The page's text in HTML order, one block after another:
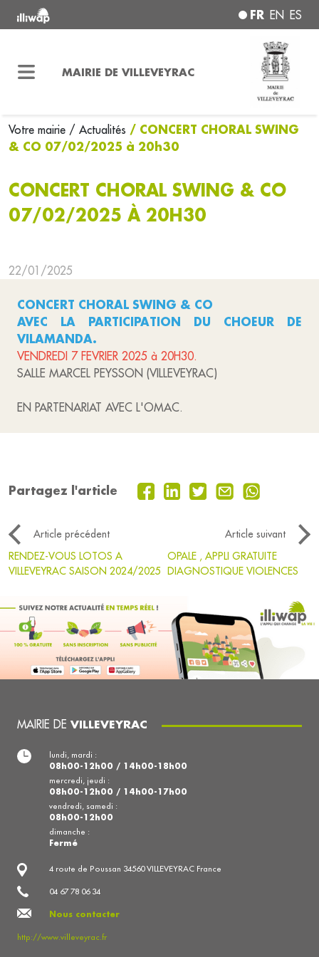
FR EN ES
MAIRIE DE VILLEVEYRAC
Votre mairie / Actualités / CONCERT CHORAL SWING
& CO 07/02/2025 à 20h30
CONCERT CHORAL SWING & CO
07/02/2025 À 20H30
22/01/2025
CONCERT CHORAL SWING & CO
AVEC LA PARTICIPATION DU CHOEUR DE
VILAMANDA.
VENDREDI 7 FEVRIER 2025 à 20H30.
SALLE MARCEL PEYSSON (VILLEVEYRAC)
EN PARTENARIAT AVEC L'OMAC.
Partagez l'article
Article précédent
Article suivant
RENDEZ-VOUS LOTOS A
VILLEVEYRAC SAISON 2024/2025
OPALE , APPLI GRATUITE
DIAGNOSTIQUE VIOLENCES
MAIRIE DE VILLEVEYRAC
4 route de Poussan 34560 VILLEVEYRAC France
04 67 78 06 34
Nous contacter
http://www.villeveyrac.fr
lundi, mardi :
08h00-12h00 / 14h00-18h00
mercredi, jeudi :
08h00-12h00 / 14h00-17h00
vendredi, samedi :
08h00-12h00
dimanche :
Fermé